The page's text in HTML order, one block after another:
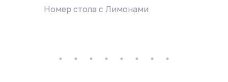
Номер стола с Лимонами